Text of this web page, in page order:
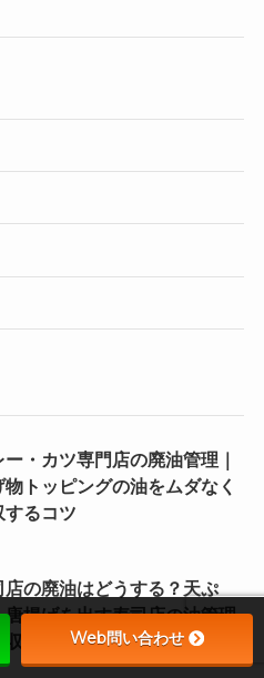
ー・カツ専門店の廃油管理｜
物トッピングの油をムダなく
するコツ
店の廃油はどうする？天ぷ
唐揚げを出す寿司店の油管理
収のコツWeb問い合わせ